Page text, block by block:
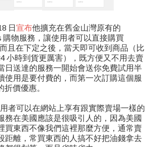
日宣布他擴充在舊金山灣原有的
購物服務，讓使用者可以直接購買
且在下定之後，當天即可收到商品（比
小時到貨更厲害），既方便又不用去賣
日送達的服務一開始會送你免費試用半
使用是要付費的，而第一次訂購這個服
價優惠。
者可以在網站上享有跟實際賣場一樣的
務在美國應該是很吸引人的，因為美國
買東西不像我們這裡那麼方便，通常賣
距離，常買東西的人搞不好把油錢拿去